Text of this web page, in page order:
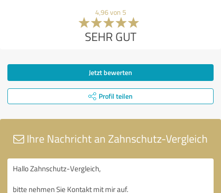
4,96 von 5
SEHR GUT
Jetzt bewerten
Profil teilen
Ihre Nachricht an Zahnschutz-Vergleich